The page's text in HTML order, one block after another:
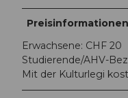
Preisinformationen
Erwachsene: CHF 20
Studierende/AHV-
Mit der Kulturlegi